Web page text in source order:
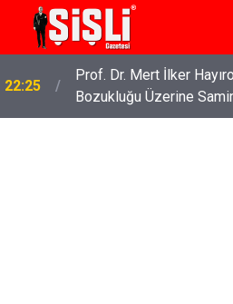
22:25
Prof. Dr. Mert İlker
Bozukluğu Üzerine